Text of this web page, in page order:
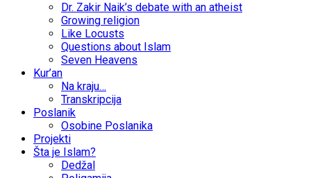
Dr. Zakir Naik’s debate with an atheist
Growing religion
Like Locusts
Questions about Islam
Seven Heavens
Kur’an
Na kraju…
Transkripcija
Poslanik
Osobine Poslanika
Projekti
Šta je Islam?
Dedžal